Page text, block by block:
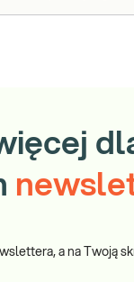
a na Twoją